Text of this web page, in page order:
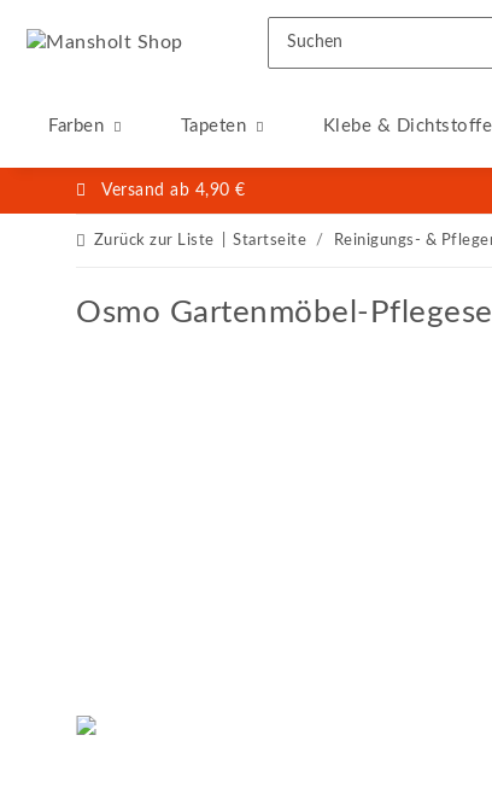
Farben Tapeten Klebe & Dichtstoffe
Versand ab 4,90 €
Zurück zur Liste Startseite Reinigungs- &
Osmo Gartenmöbel-